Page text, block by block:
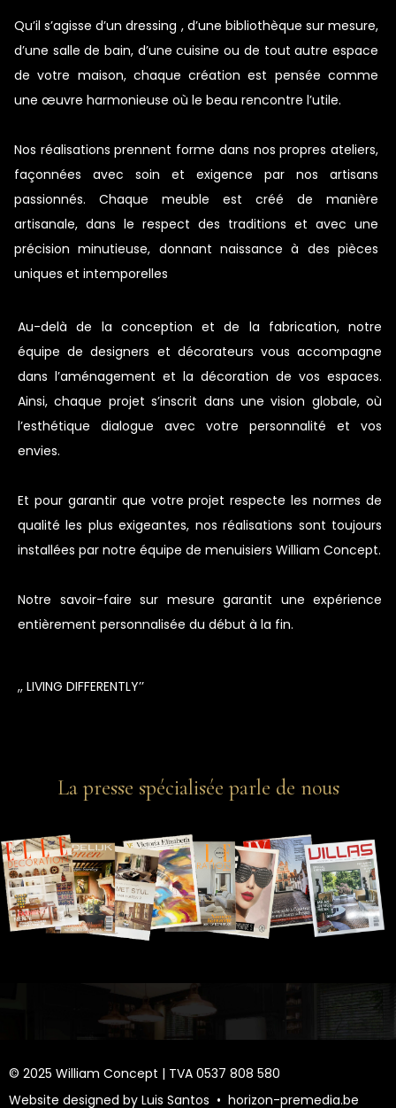
Qu’il s’agisse d’un dressing , d’une bibliothèque sur mesure,
d’une salle de bain, d’une cuisine ou de tout autre espace
de votre maison, chaque création est pensée comme
une œuvre harmonieuse où le beau rencontre l’utile.
Nos réalisations prennent forme dans nos propres ateliers,
façonnées avec soin et exigence par nos artisans
passionnés. Chaque meuble est créé de manière
artisanale, dans le respect des traditions et avec une
précision minutieuse, donnant naissance à des pièces
uniques et intemporelles
Au-delà de la conception et de la fabrication, notre
équipe de designers et décorateurs vous accompagne
dans l’aménagement et la décoration de vos espaces.
Ainsi, chaque projet s’inscrit dans une vision globale, où
l’esthétique dialogue avec votre personnalité et vos
envies.
Et pour garantir que votre projet respecte les normes de
qualité les plus exigeantes, nos réalisations sont toujours
installées par notre équipe de menuisiers William Concept.
Notre savoir-faire sur mesure garantit une expérience
entièrement personnalisée du début à la fin.
,, LIVING DIFFERENTLY’’
La presse spécialisée parle de nous
© 2025 William Concept | TVA 0537 808 580
Website designed by Luis Santos • horizon-premedia.be